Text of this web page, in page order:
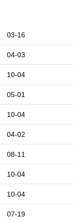
03-16
04-03
10-04
05-01
10-04
04-02
08-11
10-04
10-04
07-19